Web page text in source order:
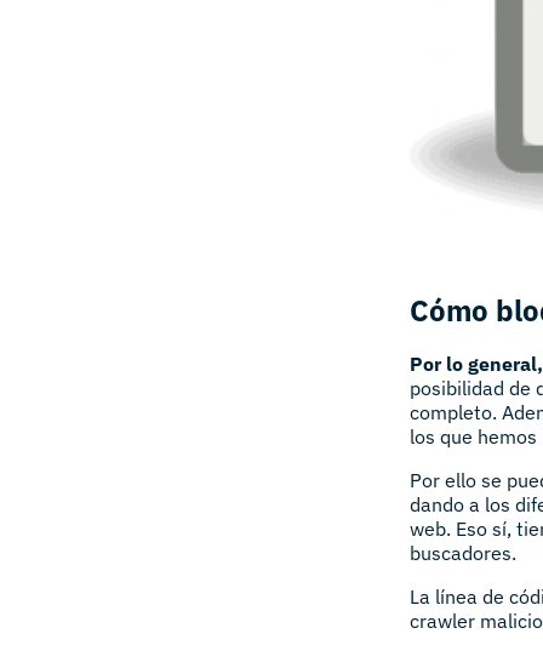
Cómo
Por lo
posibilidad de
completo.
los que
Por ello se
dando a los
web. Eso sí,
buscadores.
La línea de
crawler